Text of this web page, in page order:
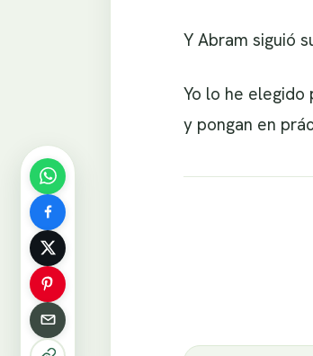
Y Abram siguió
Yo lo he elegido
y pongan en